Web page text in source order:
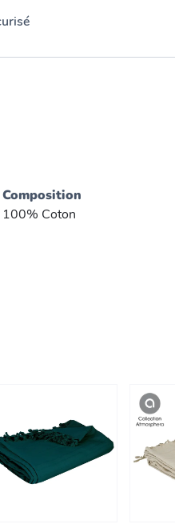
Composition
100% Coton